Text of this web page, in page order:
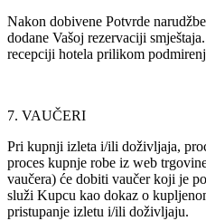
Nakon dobivene Potvrde
dodane Vašoj rezervaciji
recepciji hotela prilikom
7. VAUČERI
Pri kupnji izleta i/ili doživljaja,
proces kupnje robe iz web
vaučera) će dobiti vaučer koji je
služi Kupcu kao dokaz o
pristupanje izletu i/ili doživljaju.